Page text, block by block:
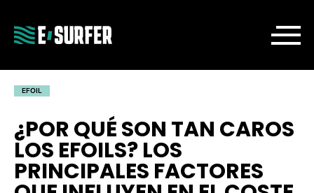
EFOIL
¿POR QUÉ SON TAN CAROS
LOS EFOILS? LOS
PRINCIPALES FACTORES